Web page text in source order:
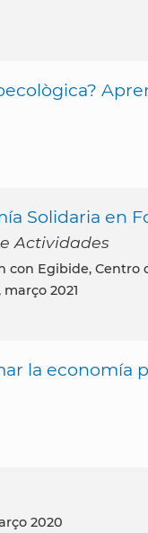
Solidaria en
Actividades
2021
la economía
2020